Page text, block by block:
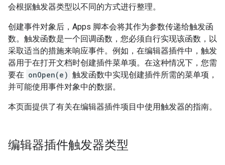
会根据触发器类型以不同的方式进行整理。
创建事件对象后，Apps 脚本会将其作为参数传递给触发函
数。触发函数是一个回调函数，您必须自行实现该函数，以
采取适当的措施来响应事件。例如，在编辑器插件中，触发
器用于在打开文档时创建插件菜单项。在这种情况下，您需
要在 onOpen(e) 触发函数中实现创建插件所需的菜单项，
并可能使用事件对象中的数据。
本页面提供了有关在编辑器插件项目中使用触发器的指南。
编辑器插件触发器类型